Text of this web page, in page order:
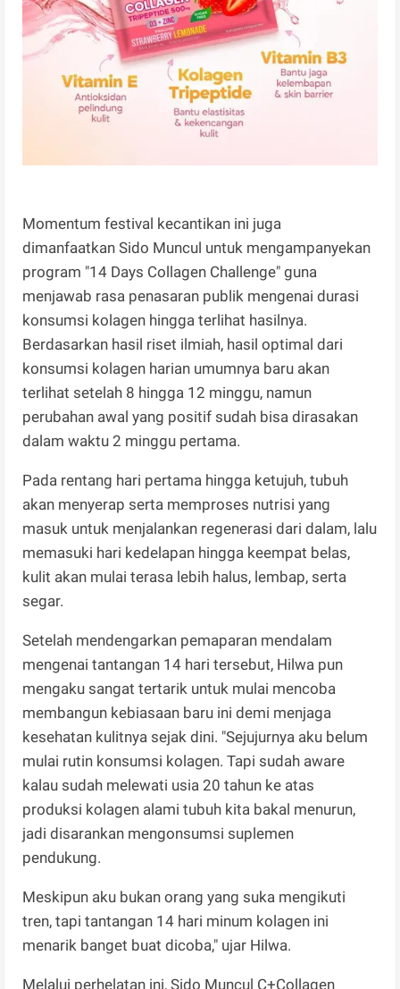
​Momentum festival kecantikan ini juga
dimanfaatkan Sido Muncul untuk mengampanyekan
program "14 Days Collagen Challenge" guna
menjawab rasa penasaran publik mengenai durasi
konsumsi kolagen hingga terlihat hasilnya.
Berdasarkan hasil riset ilmiah, hasil optimal dari
konsumsi kolagen harian umumnya baru akan
terlihat setelah 8 hingga 12 minggu, namun
perubahan awal yang positif sudah bisa dirasakan
dalam waktu 2 minggu pertama.
Pada rentang hari pertama hingga ketujuh, tubuh
akan menyerap serta memproses nutrisi yang
masuk untuk menjalankan regenerasi dari dalam, lalu
memasuki hari kedelapan hingga keempat belas,
kulit akan mulai terasa lebih halus, lembap, serta
segar.
​Setelah mendengarkan pemaparan mendalam
mengenai tantangan 14 hari tersebut, Hilwa pun
mengaku sangat tertarik untuk mulai mencoba
membangun kebiasaan baru ini demi menjaga
kesehatan kulitnya sejak dini. "Sejujurnya aku belum
mulai rutin konsumsi kolagen. Tapi sudah aware
kalau sudah melewati usia 20 tahun ke atas
produksi kolagen alami tubuh kita bakal menurun,
jadi disarankan mengonsumsi suplemen
pendukung.
Meskipun aku bukan orang yang suka mengikuti
tren, tapi tantangan 14 hari minum kolagen ini
menarik banget buat dicoba," ujar Hilwa.
​Melalui perhelatan ini, Sido Muncul C+Collagen